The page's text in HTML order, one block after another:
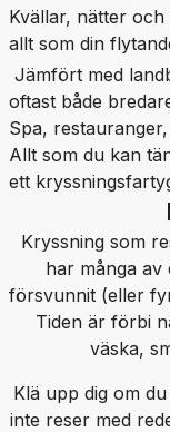
Kvällar, nätter
allt som din
Jämfört med
oftast både
Spa,
Allt som du kan
ett
Kryssning som
har många av
försvunnit (eller
Tiden är förbi
väska,
Klä upp dig om
inte reser med